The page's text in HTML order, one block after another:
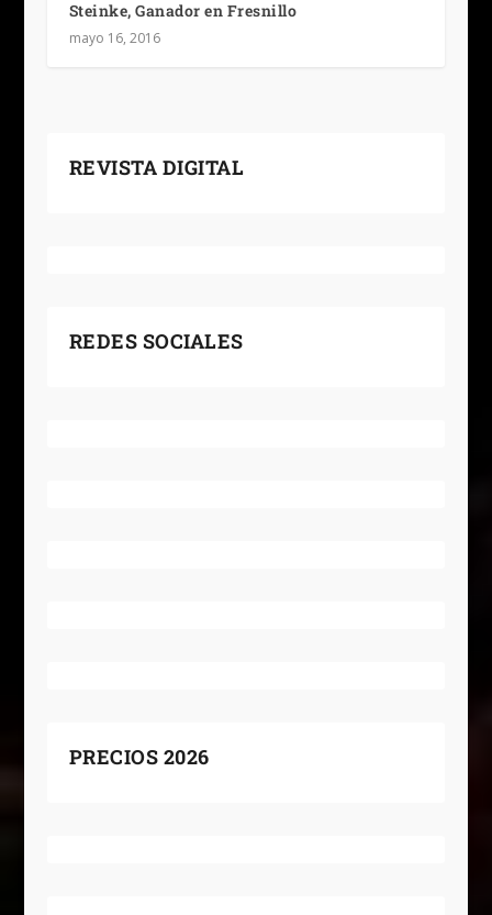
Steinke, Ganador en Fresnillo
mayo 16, 2016
REVISTA DIGITAL
REDES SOCIALES
PRECIOS 2026